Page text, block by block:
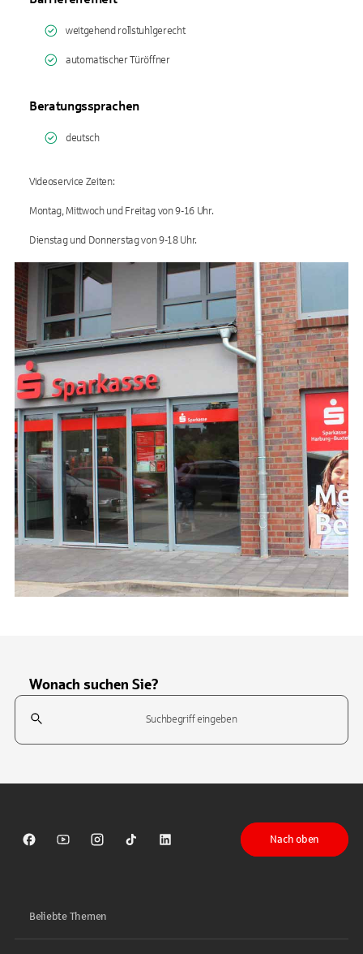
weitgehend rollstuhlgerecht
automatischer Türöffner
Beratungssprachen
deutsch
Videoservice Zeiten:
Montag, Mittwoch und Freitag von 9-16 Uhr.
Dienstag und Donnerstag von 9-18 Uhr.
Wonach suchen Sie?
Suchfeld
Sparkasse auf Facebook
Sparkasse auf Youtube
Sparkasse auf Instagram
Sparkasse auf TikTok
Sparkasse auf LinkedIn
Nach oben
Beliebte Themen